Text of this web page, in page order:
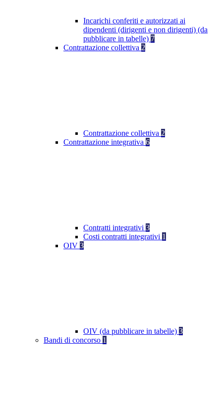
Incarichi conferiti e autorizzati ai
dipendenti (dirigenti e non dirigenti) (da
pubblicare in tabelle) 7
Contrattazione collettiva 2
Contrattazione collettiva 2
Contrattazione integrativa 6
Contratti integrativi 3
Costi contratti integrativi 1
OIV 3
OIV (da pubblicare in tabelle) 3
Bandi di concorso 1